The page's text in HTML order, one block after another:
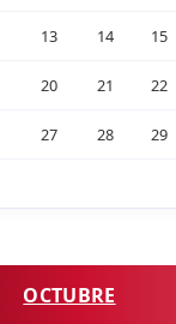
13 14 15
20 21 22
27 28 29
OCTUBRE